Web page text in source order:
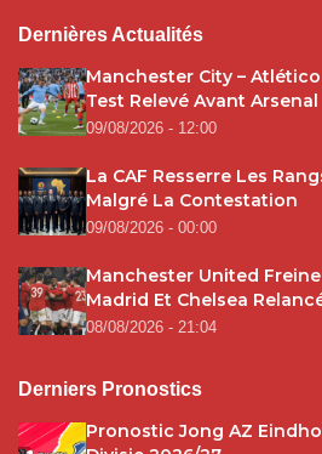
Dernières Actualités
Manchester City –
Test Relevé Avant Arsenal
09/08/2026 - 12:00
La CAF Resserre Les
Malgré La Contestation
09/08/2026 - 00:00
Manchester United Freine
Madrid Et Chelsea
08/08/2026 - 21:04
Derniers Pronostics
Pronostic Jong AZ